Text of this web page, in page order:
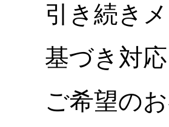
引き続き
基づき対
ご希望の